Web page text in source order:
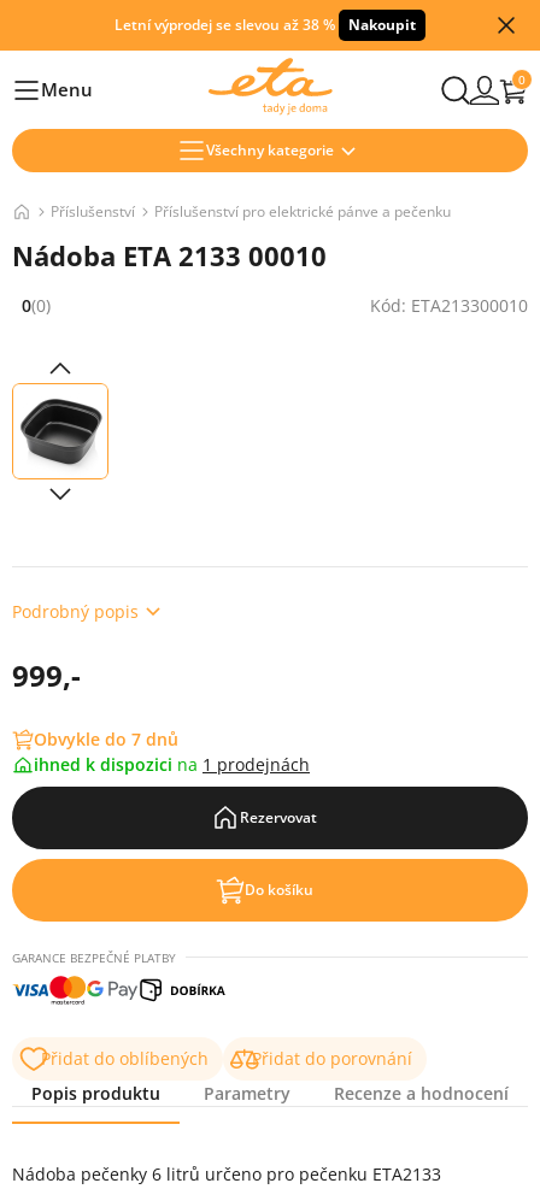
Letní výprodej se slevou až 38 % Nakoupit
HlavníMenu 0
Všechny kategorie
Příslušenství Příslušenství pro elektrické pánve a pečenku
Nádoba ETA 2133 00010
Hodnocení: 0 z 5 (0 recenzí)
0(0) Kód: ETA213300010
Podrobný popis
999,-
Obvykle do 7 dnů
ihned k dispozici na 1 prodejnách
Rezervovat
Do košíku
GARANCE BEZPEČNÉ PLATBY
Přidat do oblíbených
Přidat do porovnání
Popis produktu
Parametry Recenze a hodnocení
Nádoba pečenky 6 litrů určeno pro pečenku ETA2133